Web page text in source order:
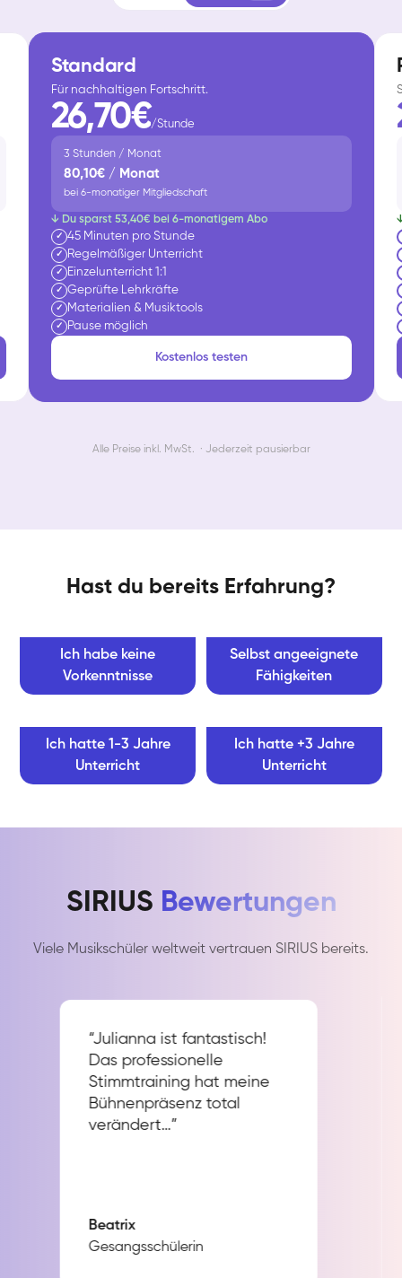
Standard
Für nachhaltigen Fortschritt.
26,70€/Stunde
3 Stunden / Monat
80,10€ / Monat
bei 6-monatiger Mitgliedschaft
↓ Du sparst 53,40€ bei 6-monatigem Abo
✓ 45 Minuten pro Stunde
✓ Regelmäßiger Unterricht
✓ Einzelunterricht 1:1
✓ Geprüfte Lehrkräfte
✓ Materialien & Musiktools
✓ Pause möglich
Kostenlos testen
Alle Preise inkl. MwSt. · Jederzeit pausierbar
Hast du bereits Erfahrung?
Ich habe keine
Vorkenntnisse
Selbst angeeignete
Fähigkeiten
Ich hatte 1-3 Jahre
Unterricht
Ich hatte +3 Jahre
Unterricht
SIRIUS Bewertungen
Viele Musikschüler weltweit vertrauen SIRIUS bereits.
“Julianna ist fantastisch!
Das professionelle
Stimmtraining hat meine
Bühnenpräsenz total
verändert…”
Beatrix
Gesangsschülerin